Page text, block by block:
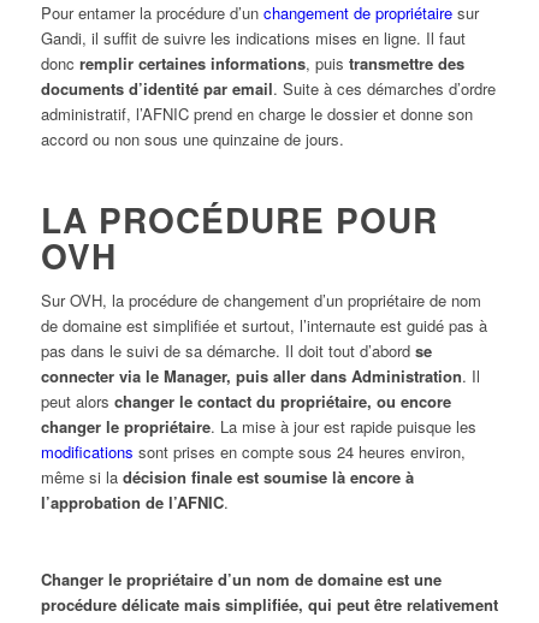
Pour entamer la procédure d’un changement de propriétairesur
Gandi, il suffit de suivre les indications mises en ligne. Il faut
donc remplir certaines informations, puis transmettre des
documents d’identité par email. Suite à ces démarches d’ordre
administratif, l’AFNIC prend en charge le dossier et donne son
accord ou non sous une quinzaine de jours.
LA PROCÉDURE POUR
OVH
Sur OVH, la procédure de changement d’un propriétaire de nom
de domaine est simplifiée et surtout, l’internaute est guidé pas à
pas dans le suivi de sa démarche. Il doit tout d’abord se
connecter via le Manager, puis aller dans Administration. Il
peut alors changer le contact du propriétaire, ou encore
changer le propriétaire. La mise à jour est rapide puisque les
modifications sont prises en compte sous 24 heures environ,
même si la décision finale est soumise là encore à
l’approbation de l’AFNIC.
Changer le propriétaire d’un nom de domaine est une
procédure délicate mais simplifiée, qui peut être relativement